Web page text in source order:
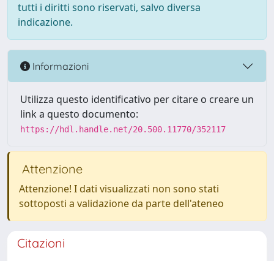
tutti i diritti sono riservati, salvo diversa
indicazione.
Informazioni
Utilizza questo identificativo per citare o creare un
link a questo documento:
https://hdl.handle.net/20.500.11770/352117
Attenzione
Attenzione! I dati visualizzati non sono stati
sottoposti a validazione da parte dell'ateneo
Citazioni